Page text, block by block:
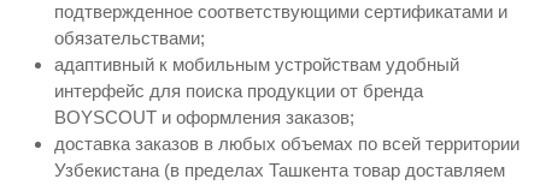
подтвержденное соответствующими сертификатами и
обязательствами;
адаптивный к мобильным устройствам удобный
интерфейс для поиска продукции от бренда
BOYSCOUT и оформления заказов;
доставка заказов в любых объемах по всей территории
Узбекистана (в пределах Ташкента товар доставляем